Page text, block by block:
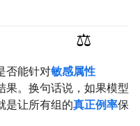
#Metric
否能针对敏感属性
果。换句话说，如果模型
是让所有组的真正例率保